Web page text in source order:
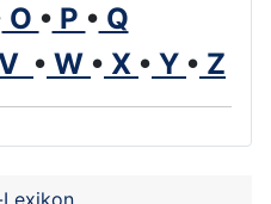
O • P • Q
• W • X • Y • Z